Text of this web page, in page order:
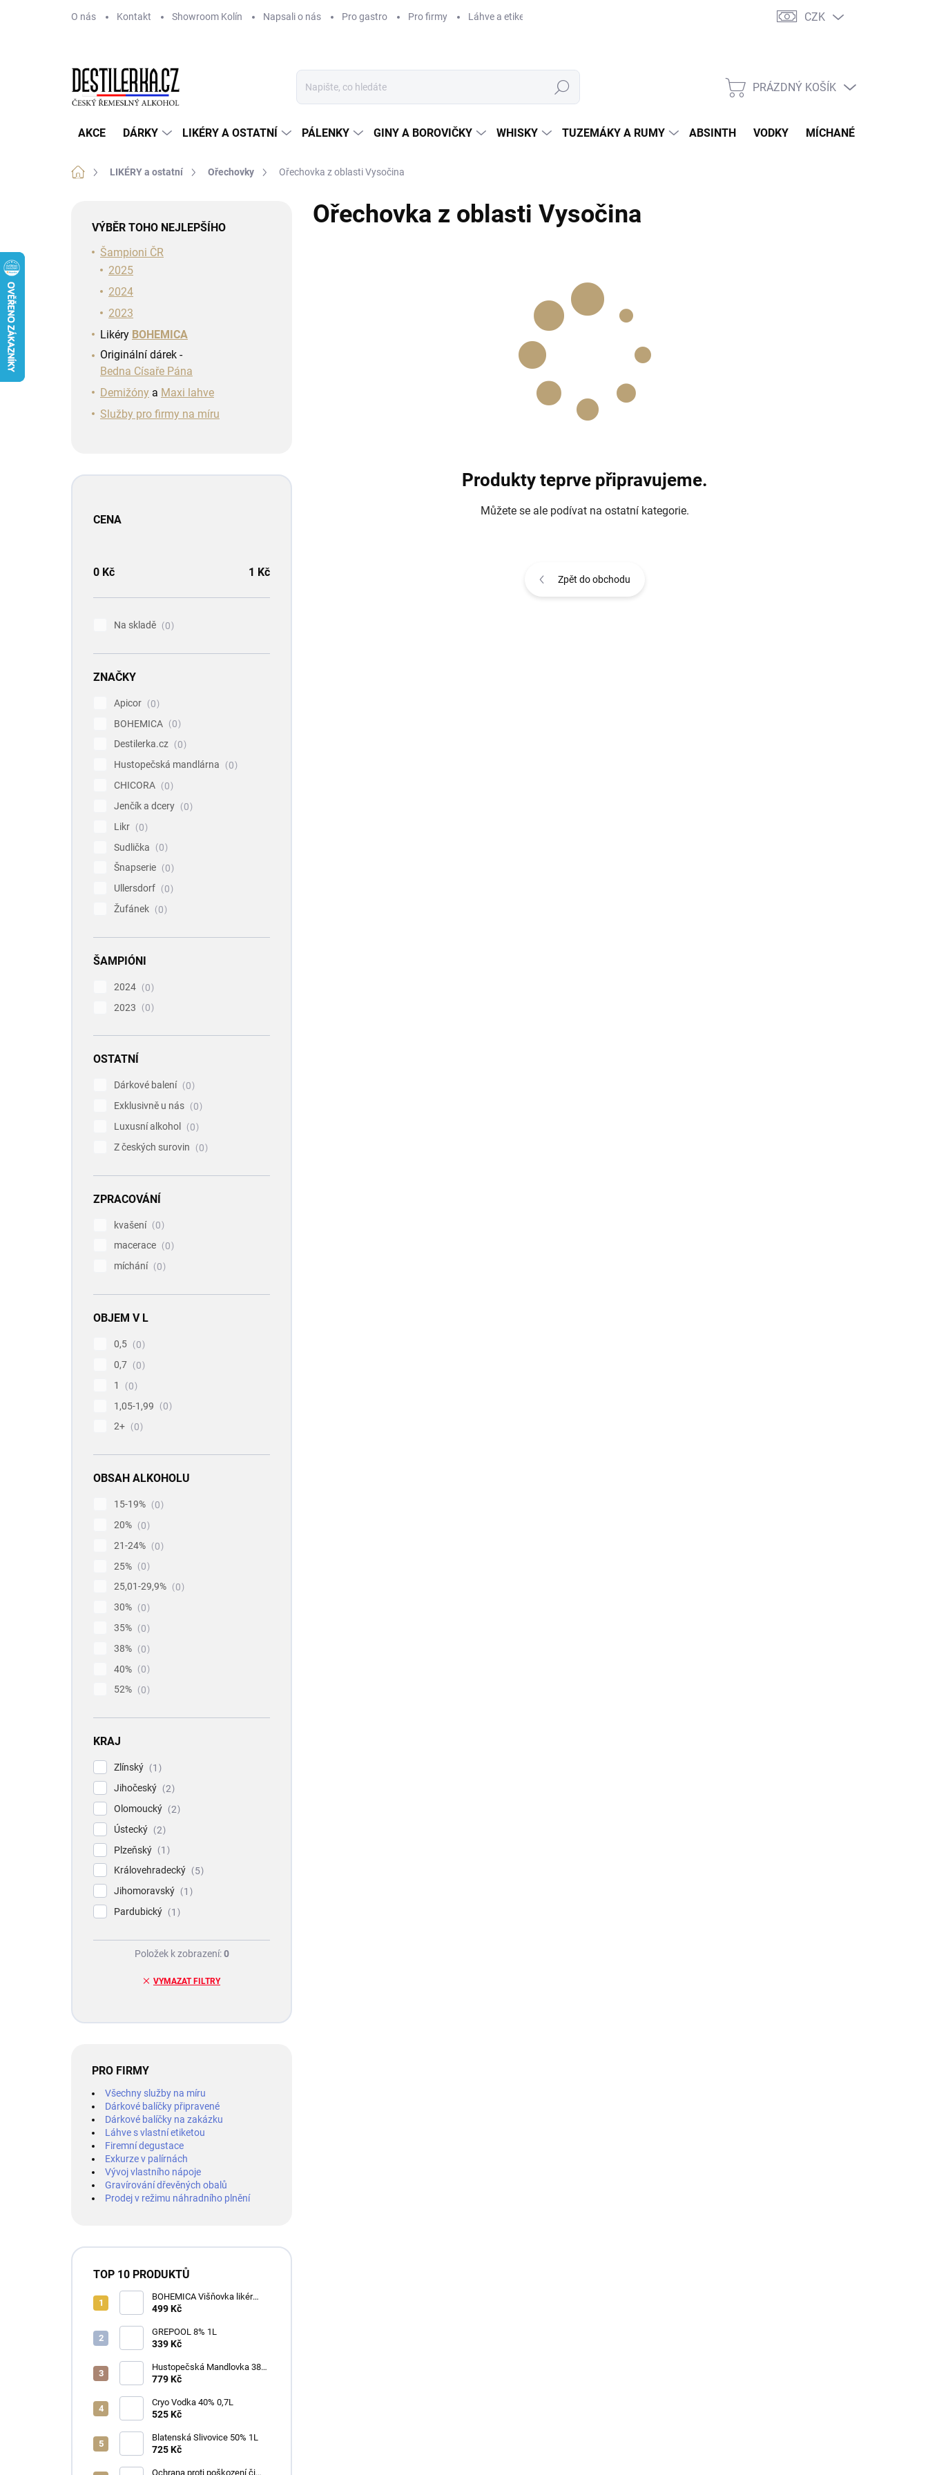
O nás Kontakt Showroom Kolín Napsali o nás Pro gastro Pro firmy Láhve a etikety na míru Doprava Jak balíme zásilky
CZK
Hledat
NÁKUPNÍ
PRÁZDNÝ KOŠÍK
AKCE DÁRKY LIKÉRY A OSTATNÍ PÁLENKY GINY A BOROVIČKY WHISKY TUZEMÁKY A RUMY ABSINTH VODKY MÍCHANÉ DRINKY
Domů LIKÉRY a ostatní Ořechovky Ořechovka z oblasti Vysočina
VÝBĚR TOHO NEJLEPŠÍHO
Šampioni ČR
2025
2024
2023
Likéry BOHEMICA
Originální dárek -
Bedna Císaře Pána
Demižóny a Maxi lahve
Služby pro firmy na míru
CENA
0 Kč 1 Kč
Na skladě 0
ZNAČKY
Apicor
0
BOHEMICA
0
Destilerka.cz
0
Hustopečská mandlárna
0
CHICORA
0
Jenčík a dcery
0
Likr
0
Sudlička
0
Šnapserie
0
Ullersdorf
0
Žufánek
0
ŠAMPIÓNI
2024
0
2023
0
OSTATNÍ
Dárkové balení
0
Exklusivně u nás
0
Luxusní alkohol
0
Z českých surovin
0
ZPRACOVÁNÍ
kvašení
0
macerace
0
míchání
0
OBJEM V L
0,5
0
0,7
0
1
0
1,05-1,99
0
2+
0
OBSAH ALKOHOLU
15-19%
0
20%
0
21-24%
0
25%
0
25,01-29,9%
0
30%
0
35%
0
38%
0
40%
0
52%
0
KRAJ
Zlínský
1
Jihočeský
2
Olomoucký
2
Ústecký
2
Plzeňský
1
Královehradecký
5
Jihomoravský
1
Pardubický
1
VYMAZAT FILTRY
Položek k zobrazení:0
PRO FIRMY
Všechny služby na míru
Dárkové balíčky připravené
Dárkové balíčky na zakázku
Láhve s vlastní etiketou
Firemní degustace
Exkurze v palírnách
Vývoj vlastního nápoje
Gravírování dřevěných obalů
Prodej v režimu náhradního plnění
TOP 10 PRODUKTŮ
BOHEMICA Višňovka likér
25% 0,7L
499 Kč
GREPOOL 8% 1L
339 Kč
Hustopečská Mandlovka 38%
1L
779 Kč
Cryo Vodka 40% 0,7L
525 Kč
Blatenská Slivovice 50% 1L
725 Kč
Ochrana proti poškození či
Ořechovka z oblasti Vysočina
Produkty teprve připravujeme.
Můžete se ale podívat na ostatní kategorie.
Zpět do obchodu